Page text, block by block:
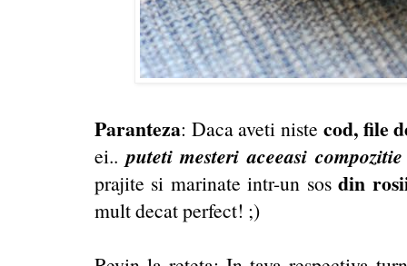
Paranteza: Daca aveti niste cod, file
ei..puteti mesteri aceeasi
prajite si marinate intr-un sosdin
mult decat perfect! ;)